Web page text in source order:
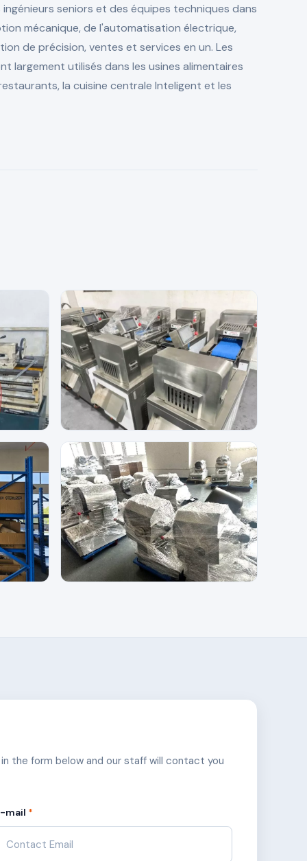
seniors et des équipes techniques dans
mécanique, de l'automatisation électrique,
de précision, ventes et services en un. Les
largement utilisés dans les usines alimentaires
la cuisine centrale Inteligent et les
the form below and our staff will contact you
mail *